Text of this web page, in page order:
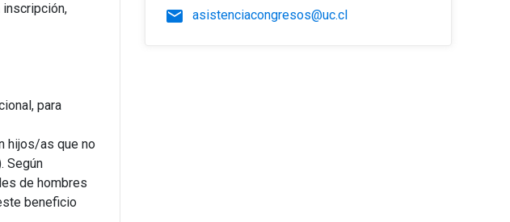
inscripción,
para
hijos/as que no
Según
de hombres
beneficio
email asistenciacongresos@uc.cl